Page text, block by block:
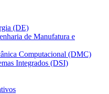
(DE)
de Manufatura e
Computacional (DMC)
Integrados (DSI)